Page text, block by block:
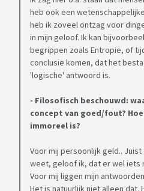
heb ook een
heb ik zoveel ontzag voor
in mijn geloof. Ik kan
begrippen zoals Entropie, of
conclusie komen, dat het
'logische' antwoord is.
- Filosofisch beschouwd:
concept van goed/fout?
immoreel is?
Voor mij persoonlijk geld..
weet, geloof ik, dat er wel iets
Voor mij liggen mijn
Het is natuurlijk niet alleen dat.